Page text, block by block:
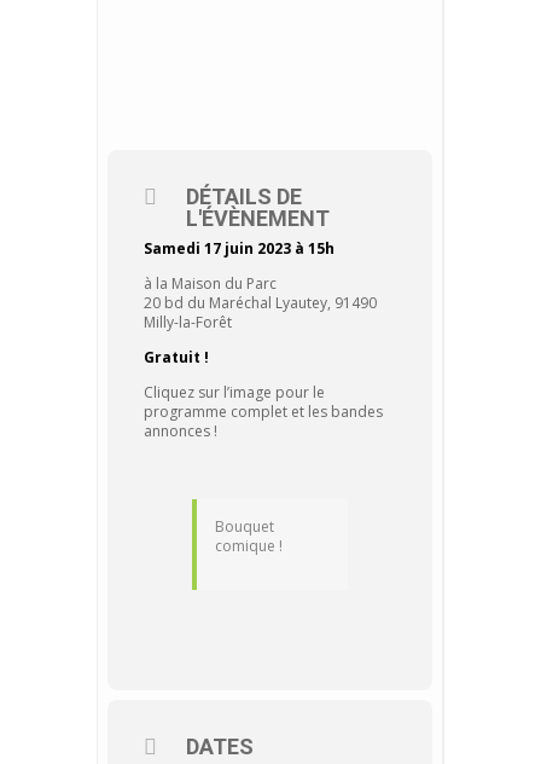
DÉTAILS DE
L'ÉVÈNEMENT
Samedi 17 juin 2023 à 15h
à la Maison du Parc
20 bd du Maréchal Lyautey, 91490
Milly-la-Forêt
Gratuit !
Cliquez sur l’image pour le
programme complet et les bandes
annonces !
Bouquet
comique !
DATES